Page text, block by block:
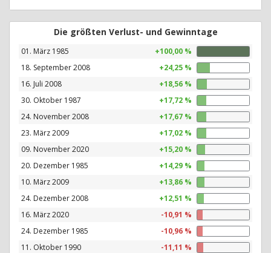
Die größten Verlust- und Gewinntage
01. März 1985
+100,00 %
18. September 2008
+24,25 %
16. Juli 2008
+18,56 %
30. Oktober 1987
+17,72 %
24. November 2008
+17,67 %
23. März 2009
+17,02 %
09. November 2020
+15,20 %
20. Dezember 1985
+14,29 %
10. März 2009
+13,86 %
24. Dezember 2008
+12,51 %
16. März 2020
-10,91 %
24. Dezember 1985
-10,96 %
11. Oktober 1990
-11,11 %